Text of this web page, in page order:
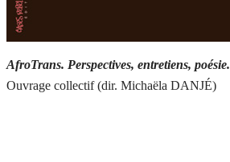
AfroTrans. Perspectives, entretiens, poésie.
Ouvrage collectif (dir. Michaëla DANJÉ)